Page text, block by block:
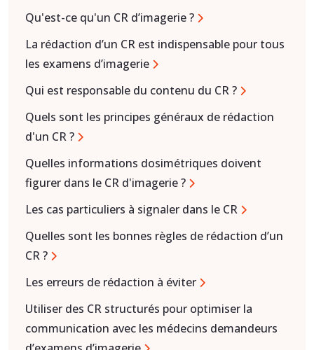
Qu'est-ce qu'un CR d’imagerie ?
La rédaction d’un CR est indispensable pour tous
les examens d’imagerie
Qui est responsable du contenu du CR ?
Quels sont les principes généraux de rédaction
d'un CR ?
Quelles informations dosimétriques doivent
figurer dans le CR d'imagerie ?
Les cas particuliers à signaler dans le CR
Quelles sont les bonnes règles de rédaction d’un
CR ?
Les erreurs de rédaction à éviter
Utiliser des CR structurés pour optimiser la
communication avec les médecins demandeurs